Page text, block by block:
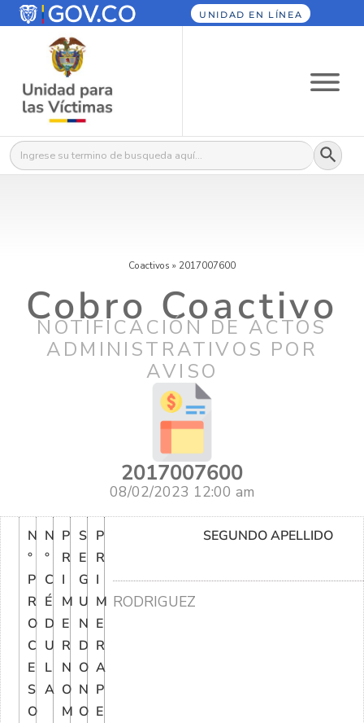
UNIDAD EN LÍNEA
Buscar: Botón
Coactivos » 2017007600
Cobro Coactivo
NOTIFICACIÓN DE ACTOS
ADMINISTRATIVOS POR
AVISO
2017007600
08/02/2023 12:00 am
N
°
P
R
O
C
E
S
O
N
°
C
É
D
U
L
A
P
R
I
M
E
R
N
O
M
S
E
G
U
N
D
O
N
O
P
R
I
M
E
R
A
P
E
SEGUNDO APELLIDO
RODRIGUEZ